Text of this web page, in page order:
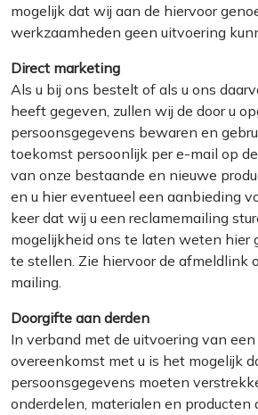
mogelijk dat wij aan de hiervoor
werkzaamheden geen uitvoering
Direct marketing
Als u bij ons bestelt of als u ons
heeft gegeven, zullen wij de door u
persoonsgegevens bewaren en
toekomst persoonlijk per e-mail op
van onze bestaande en nieuwe
en u hier eventueel een aanbieding
keer dat wij u een reclamemailing
mogelijkheid ons te laten weten hier
te stellen. Zie hiervoor de afmeldlink
mailing.
Doorgifte aan derden
In verband met de uitvoering van
overeenkomst met u is het mogelijk
persoonsgegevens moeten
onderdelen, materialen en producten